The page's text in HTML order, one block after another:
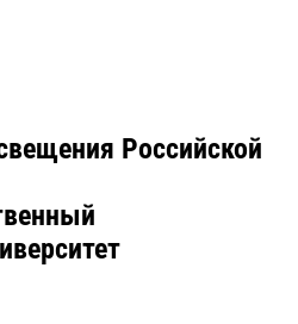
Российской